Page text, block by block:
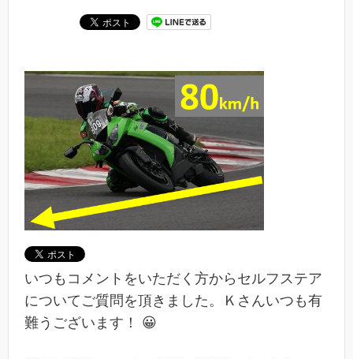
いつもコメントをいただく方からセルフステア
についてご質問を頂きました。Ｋさんいつも有
難うございます！ 😀